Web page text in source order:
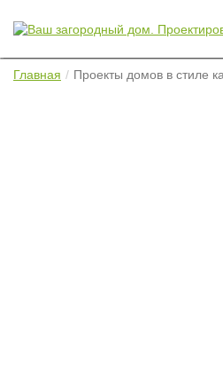
Главная Проекты домов в стиле